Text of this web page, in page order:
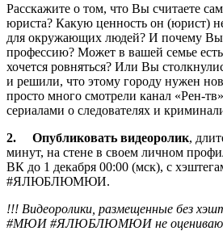
Расскажите о том, что Вы считаете
юриста? Какую ценность он (юрист)
для окружающих людей? И почему
профессию? Может в вашей семье
хочется ровняться? Или Вы
и решили, что этому городу нужен
просто много смотрели канал «Рен-
сериалами о следователях и
2. Опубликовать видеоролик,
минут, на стене в своем личном
ВК до 1 декабря 00:00 (мск), с
#ЯЛЮБЛЮМЮИ.
!!! Видеоролики, размещенные без
#МЮИ #ЯЛЮБЛЮМЮИ не